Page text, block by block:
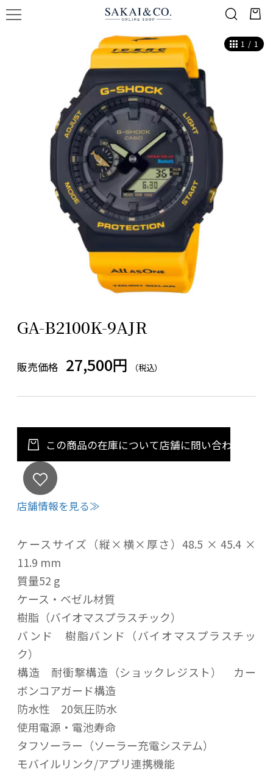
1 / 1
GA-B2100K-9AJR
販売価格 27,500円 （税込）
この商品の在庫について店舗に問い合わせる
店舗情報を見る≫
ケースサイズ（縦×横×厚さ）48.5 × 45.4 ×
11.9 mm
質量52 g
ケース・ベゼル材質
樹脂（バイオマスプラスチック）
バンド 樹脂バンド（バイオマスプラスチッ
ク）
構造 耐衝撃構造（ショックレジスト） カー
ボンコアガード構造
防水性 20気圧防水
使用電源・電池寿命
タフソーラー（ソーラー充電システム）
モバイルリンク/アプリ連携機能